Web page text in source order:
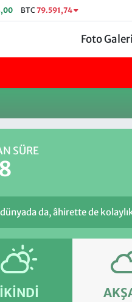
BTC 79.591,74
Foto Galeri
SÜRE
da, âhirette de
İKINDI